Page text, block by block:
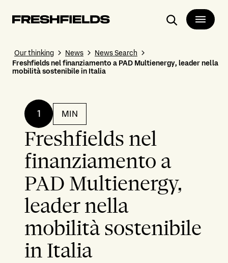
Search
Our thinking News
News Search
Freshfields nel finanziamento a PAD Multienergy, leader nella
mobilità sostenibile in Italia
1 MIN
Freshfields nel
finanziamento a
PAD Multienergy,
leader nella
mobilità sostenibile
in Italia